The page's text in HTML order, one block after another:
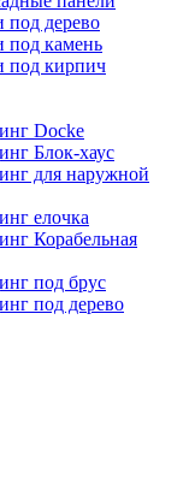
под дерево
под камень
под кирпич
Docke
Блок-хаус
для наружной
елочка
Корабельная
под брус
под дерево